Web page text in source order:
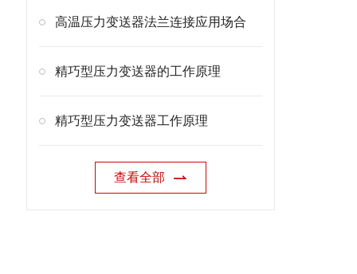
高温压力变送器法兰连接应用场合
精巧型压力变送器的工作原理
精巧型压力变送器工作原理
查看全部